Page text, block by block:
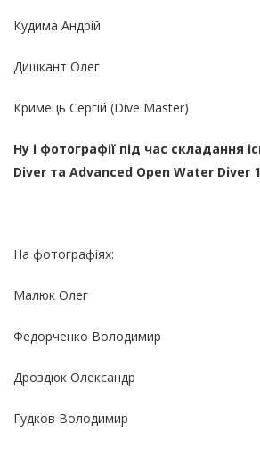
Кудима Андрій
Дишкант Олег
Кримець Сергій (Dive Master)
Ну і фотографії під час складання
Diver та Advanced Open Water Diver
На фотографіях:
Малюк Олег
Федорченко Володимир
Дроздюк Олександр
Гудков Володимир